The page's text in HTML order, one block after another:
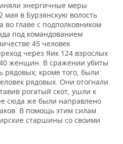
энергичные меры
мая в Бурзянскую волость
во главе с подполковником
под командованием
45 человек
через Яик 124 взрослых
женщин. В сражении убиты
рядовых; кроме того, были
рядовых. Они отогнали
рогатый скот, ушли к
сюда же были направлено
В помощь этим силам
старшины со своими